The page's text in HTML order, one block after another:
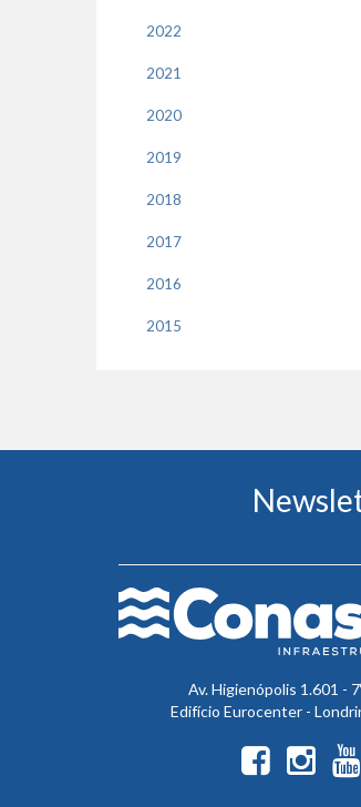
2022
2021
2020
2019
2018
2017
2016
2015
rodapé
Av. Higienópolis 1.601 -
Edifício Eurocenter -